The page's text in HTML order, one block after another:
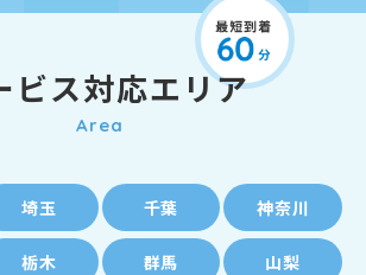
ビス対応エリア
Area
埼玉 千葉 神奈川
栃木 群馬 山梨